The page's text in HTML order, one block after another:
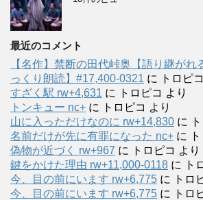
最近のコメント
【名作】禁断の田代峠奥【語り継がれ
っくり朗読】#17,400-0321 に トロピコ
すざく駅 rw+4,631 に トロピコ より
トンキュー nc+ に トロピコ より
山に入っただけなのに rw+14,830 に
名前だけが先に有罪になった nc+ に
偽物が近づく rw+967 に トロピコ より
鍵をかけた理由 rw+11,000-0118 に ト
今、目の前にいます rw+6,775 に トロ
今、目の前にいます rw+6,775 に トロ